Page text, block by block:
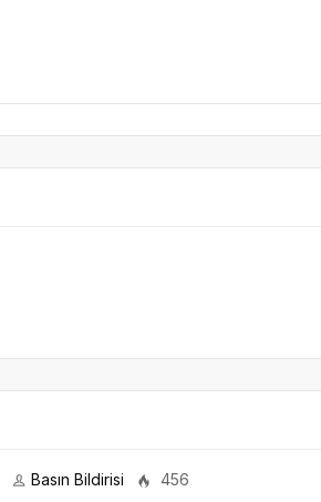
Basın Bildirisi 456